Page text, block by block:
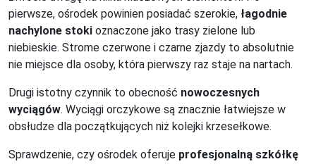
pierwsze, ośrodek powinien posiadać szerokie, łagodnie
nachylone stoki oznaczone jako trasy zielone lub
niebieskie. Strome czerwone i czarne zjazdy to absolutnie
nie miejsce dla osoby, która pierwszy raz staje na nartach.
Drugi istotny czynnik to obecność nowoczesnych
wyciągów. Wyciągi orczykowe są znacznie łatwiejsze w
obsłudze dla początkujących niż kolejki krzesełkowe.
Sprawdzenie, czy ośrodek oferuje profesjonalną szkółkę